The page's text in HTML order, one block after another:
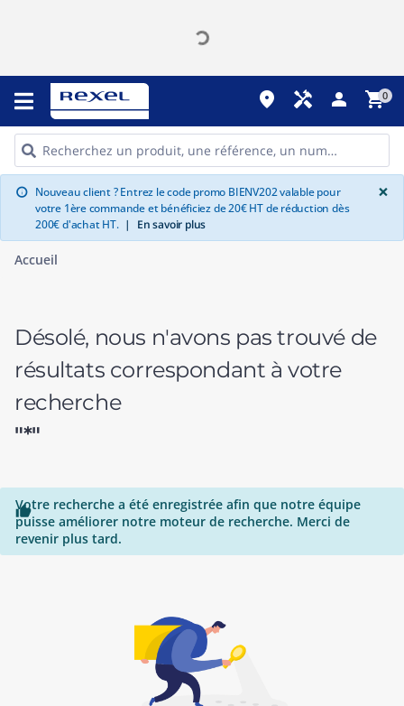
place handyman person shopping_cart0
info Nouveau client ? Entrez le code promo BIENV202 valable pour
votre 1ère commande et bénéficiez de 20€ HT de réduction dès
200€ d'achat HT. | En savoir plus
×
Accueil
Désolé, nous n'avons pas trouvé de
résultats correspondant à votre
recherche
"*"

Votre recherche a été enregistrée afin que notre équipe
puisse améliorer notre moteur de recherche. Merci de
revenir plus tard.